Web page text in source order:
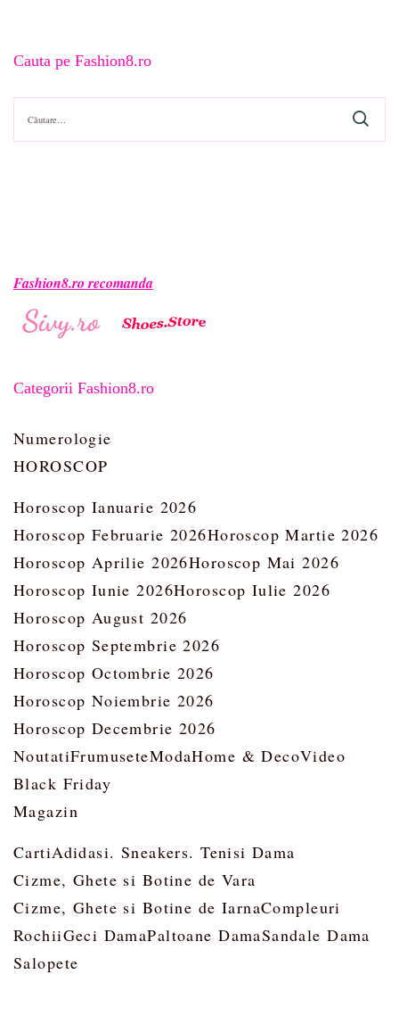
Cauta pe Fashion8.ro
Caută
după:
Fashion8.ro recomanda
Categorii Fashion8.ro
Numerologie
HOROSCOP
Horoscop Ianuarie 2026
Horoscop Februarie 2026Horoscop Martie 2026
Horoscop Aprilie 2026Horoscop Mai 2026
Horoscop Iunie 2026Horoscop Iulie 2026
Horoscop August 2026
Horoscop Septembrie 2026
Horoscop Octombrie 2026
Horoscop Noiembrie 2026
Horoscop Decembrie 2026
NoutatiFrumuseteModaHome & DecoVideo
Black Friday
Magazin
CartiAdidasi. Sneakers. Tenisi Dama
Cizme, Ghete si Botine de Vara
Cizme, Ghete si Botine de IarnaCompleuri
RochiiGeci DamaPaltoane DamaSandale Dama
Salopete